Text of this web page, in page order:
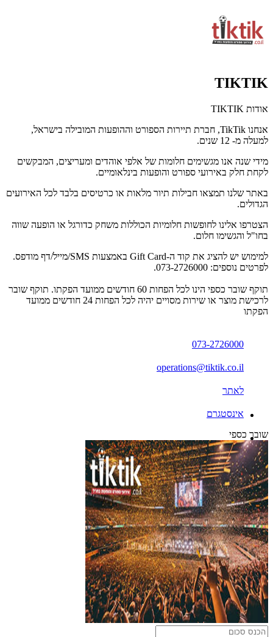
TIKTIK
אודות TIKTIK
אנחנו TikTik, חברת תיירות הספורט וההופעות המובילה בישראל,
למעלה מ- 12 שנים.
מידי שנה אנו מגשימים חלומות של אלפי אוהדים ומעריצים, המבקשים
לקחת חלק באירועי ספורט והופעות בינלאומיים.
באתר שלנו תמצאו חבילות תיור מלאות או כרטיסים בלבד לכל האירועים
הגדולים.
הצטרפו אלינו לחופשות חלומיות הכוללות משחק כדורגל או הופעה שווה
בחו"ל והגשימו חלום.
למימוש יש להציג את קוד ה-Gift Card באמצעות SMS/מייל/דף מודפס.
לפרטים נוספים: 073-2726000.
תוקף שובר כספי הינו לכל הפחות 60 חודשים ממועד הפקתו. תוקף שובר
לרכישת מוצר או שירות מסויים יהיה לכל הפחות 24 חודשים ממועד
הפקתו
073-2726000
operations@tiktik.co.il
לאתר
אינסטגרם
שובר כספי